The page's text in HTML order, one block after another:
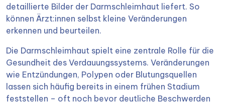
detaillierte Bilder der Darmschleimhaut liefert. So
können Ärzt:innen selbst kleine Veränderungen
erkennen und beurteilen.
Die Darmschleimhaut spielt eine zentrale Rolle für die
Gesundheit des Verdauungssystems. Veränderungen
wie Entzündungen, Polypen oder Blutungsquellen
lassen sich häufig bereits in einem frühen Stadium
feststellen – oft noch bevor deutliche Beschwerden